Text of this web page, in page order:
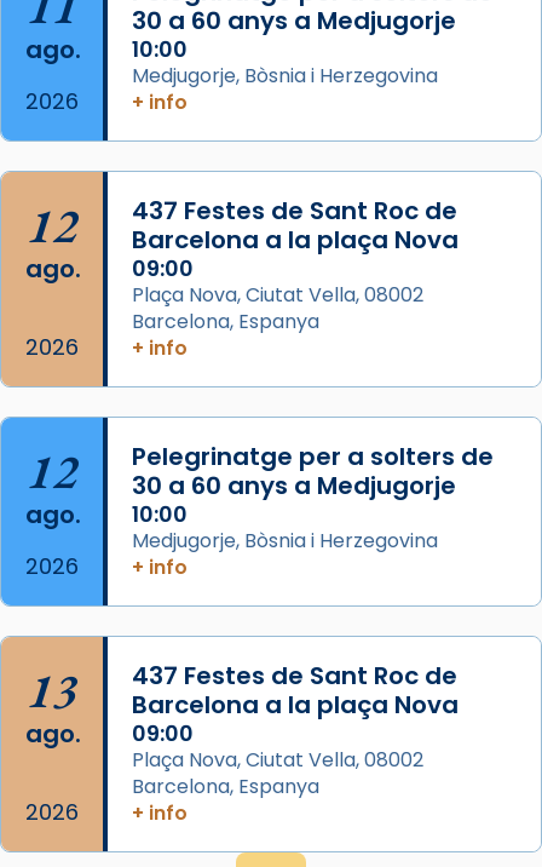
Arquebisbat de Barcelona
2 weeks ago
Acompanyant la història de sant Cugat, a
partir de l’Edat Mitjana sorgeix la tradició
que les santes Juliana (“relatiu a Júlia”) i
Semproniana (“relatiu a Semprònia =
eterna”) són deixebles seves. I l’any 1667, el
frare Joan Gaspar Roig, afirma en una obra
que les santes són filles de l’antiga Iluro.
Mataró en reivindicarà les relíq
Foto
View on Facebook ·
ago.
2026
30 a 60 anys a Medjugorje
10:00
Medjugorje, Bòsnia i Herzegovina
+ info
12
ago.
2026
437 Festes de Sant Roc de
Barcelona a la plaça Nova
09:00
Plaça Nova, Ciutat Vella, 08002
Barcelona, Espanya
+ info
12
ago.
2026
Pelegrinatge per a solters de
30 a 60 anys a Medjugorje
10:00
Medjugorje, Bòsnia i Herzegovina
+ info
13
ago.
2026
437 Festes de Sant Roc de
Barcelona a la plaça Nova
09:00
Plaça Nova, Ciutat Vella, 08002
Barcelona, Espanya
+ info